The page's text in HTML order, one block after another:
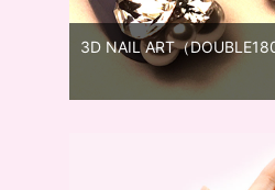
3D NAIL ART（DOUBLE180